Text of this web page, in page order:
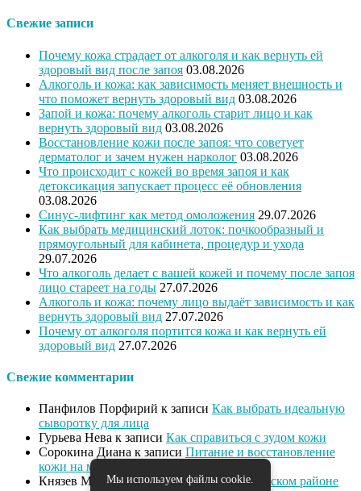
Свежие записи
Почему кожа страдает от алкоголя и как вернуть ей
здоровый вид после запоя 03.08.2026
Алкоголь и кожа: как зависимость меняет внешность и
что поможет вернуть здоровый вид 03.08.2026
Запой и кожа: почему алкоголь старит лицо и как
вернуть здоровый вид 03.08.2026
Восстановление кожи после запоя: что советует
дерматолог и зачем нужен нарколог 03.08.2026
Что происходит с кожей во время запоя и как
детоксикация запускает процесс её обновления
03.08.2026
Синус-лифтинг как метод омоложения 29.07.2026
Как выбрать медицинский лоток: почкообразный и
прямоугольный для кабинета, процедур и ухода
29.07.2026
Что алкоголь делает с вашей кожей и почему после запоя
лицо стареет на годы 27.07.2026
Алкоголь и кожа: почему лицо выдаёт зависимость и как
вернуть здоровый вид 27.07.2026
Почему от алкоголя портится кожа и как вернуть ей
здоровый вид 27.07.2026
Свежие комментарии
Панфилов Порфирий к записи Как выбрать идеальную
сыворотку для лица
Гурьева Нева к записи Как справиться с зудом кожи
Сорокина Диана к записи Питание и восстановление
кожи на марше
Князев Миланк записиМассаж в Выборгском районе
Мы используем файлы cookie.